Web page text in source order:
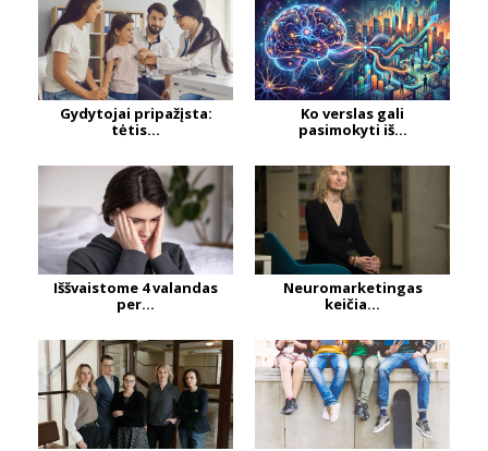
Gydytojai pripažįsta:
tėtis...
Ko verslas gali
pasimokyti iš...
Iššvaistome 4 valandas
per...
Neuromarketingas
keičia...